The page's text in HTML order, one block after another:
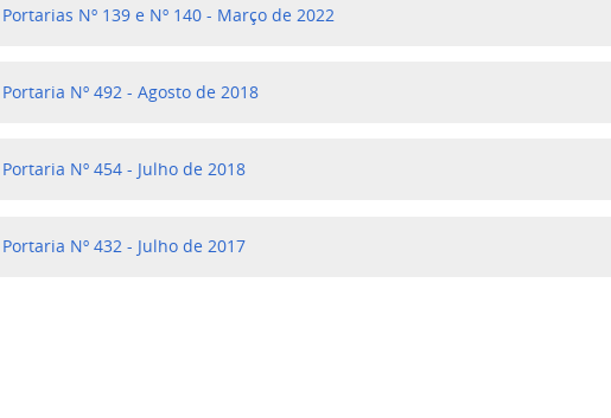
Portarias Nº 139 e Nº 140 - Março de 2022
Portaria Nº 492 - Agosto de 2018
Portaria Nº 454 - Julho de 2018
Portaria Nº 432 - Julho de 2017